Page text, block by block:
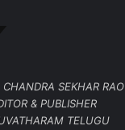
CHANDRA SEKHAR RAO
& PUBLISHER
TELUGU